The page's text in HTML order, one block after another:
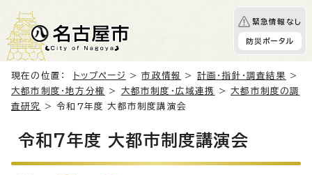
緊急情報なし
防災ポータル
現在の位置： トップページ >市政情報 > 計画・指針・調査結果
>
大都市制度・地方分権 > 大都市制度・広域連携 >大都市制度の調
査研究
> 令和7年度 大都市制度講演会
令和7年度 大都市制度講演会